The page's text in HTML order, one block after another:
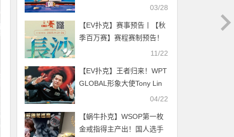
#2冠军，稳居2023世界第一
03/28
【EV扑克】赛事预告丨【秋
季百万赛】赛程赛制预告！
11/22
【EV扑克】王者归来！WPT
GLOBAL形象大使Tony Lin
重夺GPI榜首 再启巅峰征程
04/22
【蜗牛扑克】WSOP第一枚
金戒指得主产出！国人选手